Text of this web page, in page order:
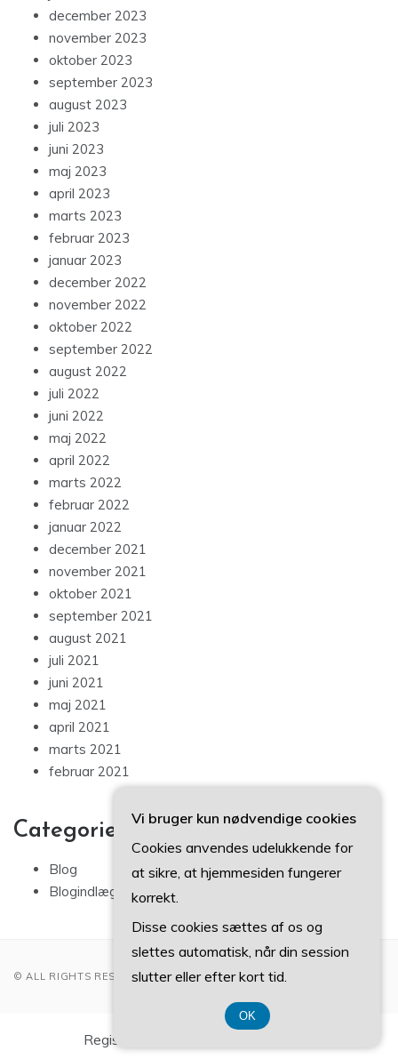
december 2023
november 2023
oktober 2023
september 2023
august 2023
juli 2023
juni 2023
maj 2023
april 2023
marts 2023
februar 2023
januar 2023
december 2022
november 2022
oktober 2022
september 2022
august 2022
juli 2022
juni 2022
maj 2022
april 2022
marts 2022
februar 2022
januar 2022
december 2021
november 2021
oktober 2021
september 2021
august 2021
juli 2021
juni 2021
maj 2021
april 2021
marts 2021
februar 2021
Categories
Blog
Blogindlæg
© ALL RIGHTS RESERVED 2022
Registreringsnummer DK3740 7739
Vi bruger kun nødvendige cookies
Cookies anvendes udelukkende for
at sikre, at hjemmesiden fungerer
korrekt.
Disse cookies sættes af os og
slettes automatisk, når din session
slutter eller efter kort tid.
OK